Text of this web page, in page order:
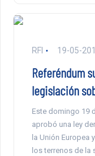
RFI 19-05-
Referéndum
legislación
Este domingo 19
aprobó una ley
la Unión Europea
los terrenos de la